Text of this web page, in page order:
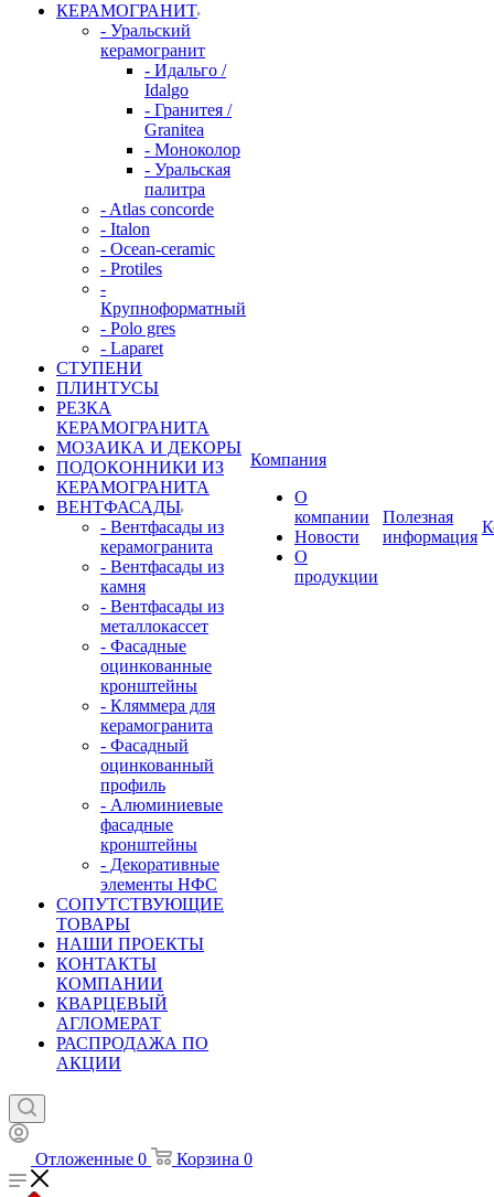
КЕРАМОГРАНИТ
- Уральский
керамогранит
- Идальго /
Idalgo
- Гранитея /
Granitea
- Моноколор
- Уральская
палитра
- Atlas concorde
- Italon
- Ocean-ceramic
- Protiles
-
Крупноформатный
- Polo gres
- Laparet
СТУПЕНИ
ПЛИНТУСЫ
РЕЗКА
КЕРАМОГРАНИТА
МОЗАИКА И ДЕКОРЫ
ПОДОКОННИКИ ИЗ
КЕРАМОГРАНИТА
ВЕНТФАСАДЫ
- Вентфасады из
керамогранита
- Вентфасады из
камня
- Вентфасады из
металлокассет
- Фасадные
оцинкованные
кронштейны
- Кляммера для
керамогранита
- Фасадный
оцинкованный
профиль
- Алюминиевые
фасадные
кронштейны
- Декоративные
элементы НФС
СОПУТСТВУЮЩИЕ
ТОВАРЫ
НАШИ ПРОЕКТЫ
КОНТАКТЫ
КОМПАНИИ
КВАРЦЕВЫЙ
АГЛОМЕРАТ
РАСПРОДАЖА ПО
АКЦИИ
Компания
О
компании
Новости
О
продукции
Полезная
информация
Отложенные 0 Корзина 0